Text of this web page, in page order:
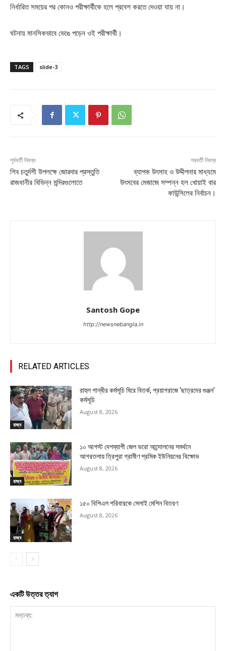
নির্ধারিত সময়ের পর কোনও পরীক্ষার্থীকে হলে প্রবেশ করতে দেওয়া যায় না।
ঘটনায় মানসিকভাবে ভেঙে পড়েন ওই পরীক্ষার্থী।
TAGS slide-3
পূর্ববর্তী নিবন্ধ
শিব চতুর্দশী উপলক্ষে জোরদার প্রস্তুতি
রাজধানীর বিভিন্ন মন্দিরগুলোতে
পরবর্তী নিবন্ধ
ব্যাপক উৎসাহ ও উদ্দীপনার মাধ্যমে
উৎসবের মেজাজে সম্পন্ন হল খোয়াই বার
কাউন্সিলের নির্বাচন।
Santosh Gope
http://newsnebangla.in
RELATED ARTICLES
রাজ্য
রাহুল গান্ধীর কর্মসূচি ঘিরে বিতর্ক, প্রয়াগরাজে ‘ছাত্রদের গুঞ্জন’
কর্মসূচি
August 8, 2026
রাজ্য
১০ আগস্ট দেশব্যাপী জেল ভরো আন্দোলনের সমর্থনে
আগরতলায় ত্রিপুরা গ্রামীণ শ্রমিক ইউনিয়নের বিক্ষোভ
August 8, 2026
রাজ্য
১৫০ বিপিএল পরিবারকে সেলাই মেশিন বিতরণ
August 8, 2026
একটি উত্তর ত্যাগ